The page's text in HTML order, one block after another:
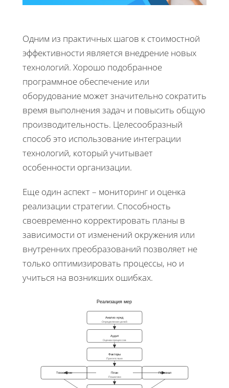
Одним из практичных шагов к стоимостной
эффективности является внедрение новых
технологий. Хорошо подобранное
программное обеспечение или
оборудование может значительно сократить
время выполнения задач и повысить общую
производительность. Целесообразный
способ это использование интеграции
технологий, который учитывает
особенности организации.
Еще один аспект – мониторинг и оценка
реализации стратегии. Способность
своевременно корректировать планы в
зависимости от изменений окружения или
внутренних преобразований позволяет не
только оптимизировать процессы, но и
учиться на возникших ошибках.
Реализация мер
Анализ нужд
Аудит
Факторы
План
Технологии Персонал
Определение целей
Оценка процессов
Препятствия
Пошагово